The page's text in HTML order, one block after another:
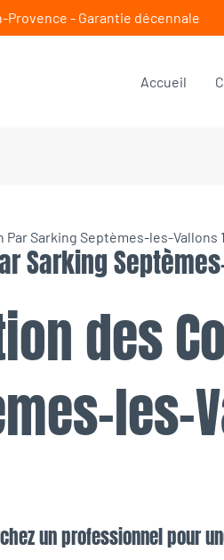
- Garantie décennale
Accueil
Par Sarking Septèmes-les-Vallons
Sarking
des
les-
un professionnel pour